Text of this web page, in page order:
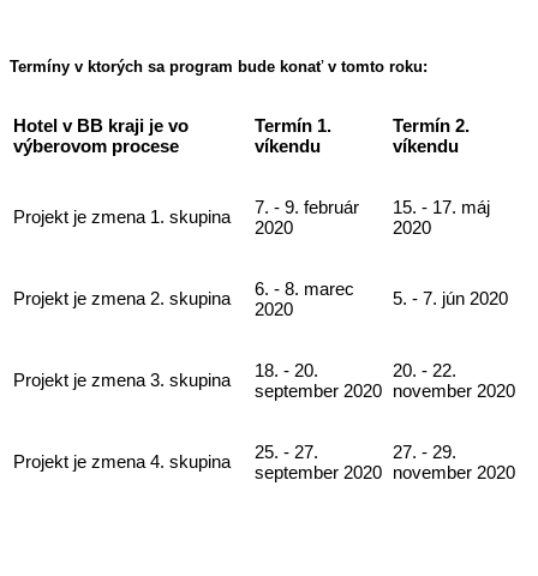
Termíny v ktorých sa program bude konať v tomto roku:
Hotel v BB kraji je vo
výberovom procese
Termín 1.
víkendu
Termín 2.
víkendu
Projekt je zmena 1. skupina
7. - 9. február
2020
15. - 17. máj
2020
Projekt je zmena 2. skupina
6. - 8. marec
2020
5. - 7. jún 2020
Projekt je zmena 3. skupina
18. - 20.
september 2020
20. - 22.
november 2020
Projekt je zmena 4. skupina
25. - 27.
september 2020
27. - 29.
november 2020